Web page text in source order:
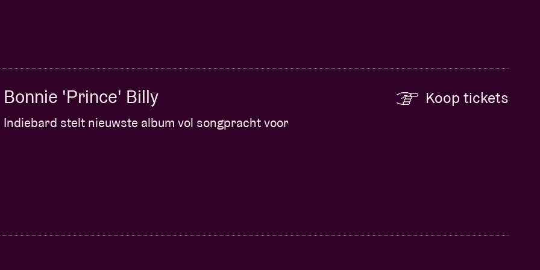
Bonnie 'Prince' Billy
Indiebard stelt nieuwste album vol songpracht voor
Koop tickets